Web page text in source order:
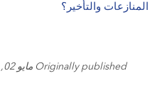
المنازعات والتأخير؟